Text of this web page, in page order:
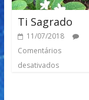
Ti Sagrado
11/07/2018
Comentários
desativados